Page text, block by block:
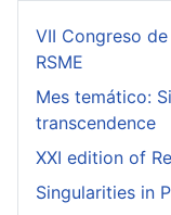
VII Congreso
RSME
Mes temático:
transcendence
XXI edition of
Singularities in